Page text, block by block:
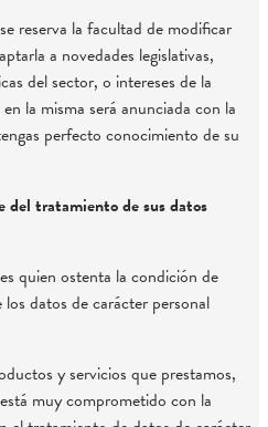
reserva la facultad de modificar
a novedades legislativas,
del sector, o intereses de la
la misma será anunciada con la
perfecto conocimiento de su
del tratamiento de sus datos
quien ostenta la condición de
datos de carácter personal
y servicios que prestamos,
muy comprometido con la